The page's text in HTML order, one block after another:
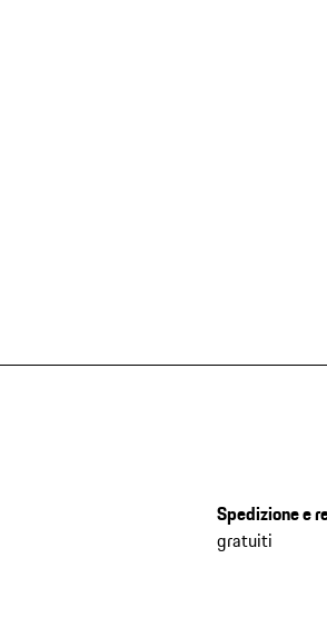
Spedizione e
gratuiti